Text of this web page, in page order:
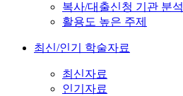
복사/대출신청 기관 분석
활용도 높은 주제
최신/인기 학술자료
최신자료
인기자료